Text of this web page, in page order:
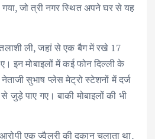
जो त्री नगर स्थित अपने घर से यह
ली, जहां से एक बैग में रखे 17
इन मोबाइलों में कई फोन दिल्ली के
सुभाष प्लेस मेट्रो स्टेशनों में दर्ज
जुड़े पाए गए। बाकी मोबाइलों की भी
एक ज्वैलरी की दुकान चलाता था,